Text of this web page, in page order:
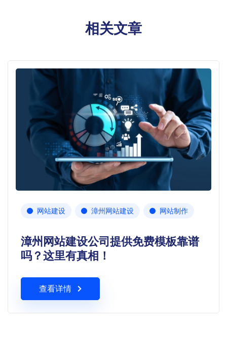
相关文章
网站建设 漳州网站建设 网站制作
漳州网站建设公司提供免费模板靠谱
吗？这里有真相！
查看详情